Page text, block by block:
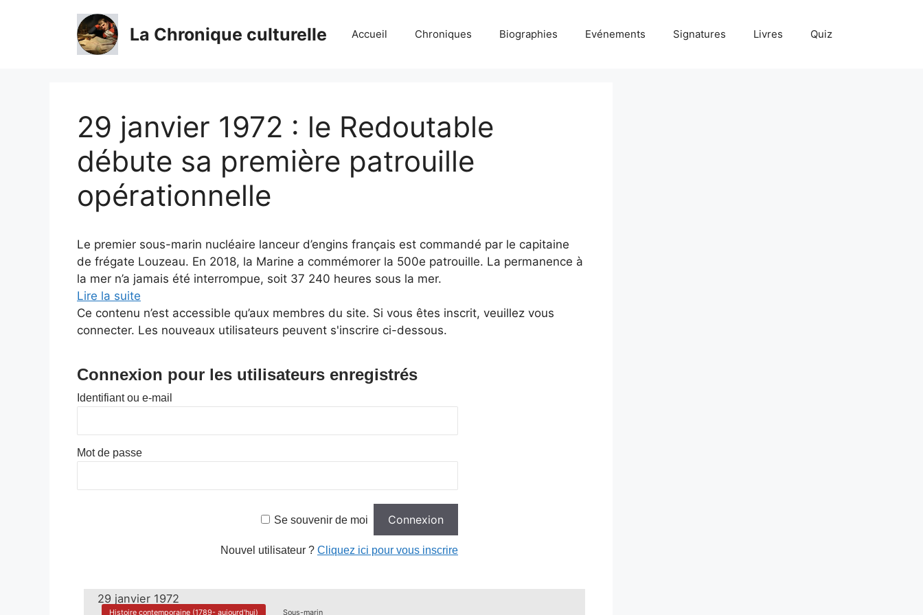
La Chronique culturelle Accueil Chroniques Biographies Evénements Signatures Livres Quiz
29 janvier 1972 : le Redoutable
débute sa première patrouille
opérationnelle
Le premier sous-marin nucléaire lanceur d’engins français est commandé par le capitaine
de frégate Louzeau. En 2018, la Marine a commémorer la 500e patrouille. La permanence à
la mer n’a jamais été interrompue, soit 37 240 heures sous la mer.
Lire la suite
Ce contenu n’est accessible qu’aux membres du site. Si vous êtes inscrit, veuillez vous
connecter. Les nouveaux utilisateurs peuvent s'inscrire ci-dessous.
Connexion pour les utilisateurs enregistrés
Identifiant ou e-mail
Mot de passe
Se souvenir de moi
Nouvel utilisateur ? Cliquez ici pour vous inscrire
29 janvier 1972
Histoire contemporaine (1789- aujourd'hui) Sous-marin